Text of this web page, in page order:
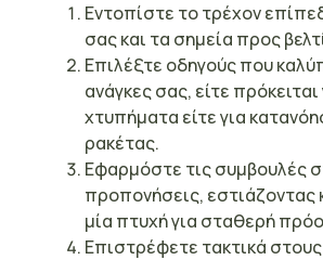
Εντοπίστε το τρέχον
σας και τα σημεία προς
Επιλέξτε οδηγούς που
ανάγκες σας, είτε πρόκειται
χτυπήματα είτε για
ρακέτας.
Εφαρμόστε τις συμβουλές
προπονήσεις,
μία πτυχή για σταθερή
Επιστρέφετε τακτικά